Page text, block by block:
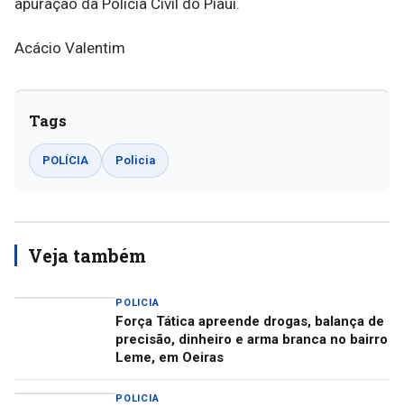
Acácio Valentim
Tags
POLÍCIA Policia
Veja também
POLICIA
Força Tática apreende drogas, balança de
precisão, dinheiro e arma branca no bairro
Leme, em Oeiras
POLICIA